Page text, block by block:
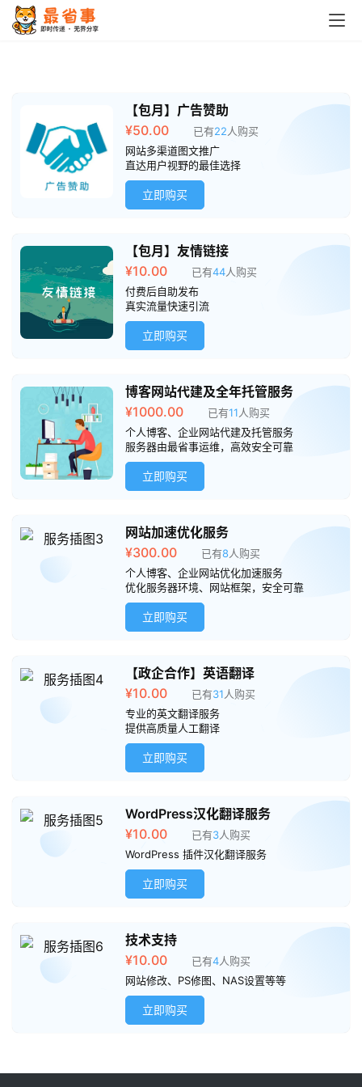
页
目
专
讯
子
客
端
【包月】广告赞助
¥50.00 已有22人购买
网站多渠道图文推广
直达用户视野的最佳选择
立即购买
【包月】友情链接
¥10.00 已有44人购买
付费后自助发布
真实流量快速引流
立即购买
博客网站代建及全年托管服务
¥1000.00 已有11人购买
个人博客、企业网站代建及托管服务
服务器由最省事运维，高效安全可靠
立即购买
网站加速优化服务
¥300.00 已有8人购买
个人博客、企业网站优化加速服务
优化服务器环境、网站框架，安全可靠
立即购买
【政企合作】英语翻译
¥10.00 已有31人购买
专业的英文翻译服务
提供高质量人工翻译
立即购买
WordPress汉化翻译服务
¥10.00 已有3人购买
WordPress 插件汉化翻译服务
立即购买
技术支持
¥10.00 已有4人购买
网站修改、PS修图、NAS设置等等
立即购买